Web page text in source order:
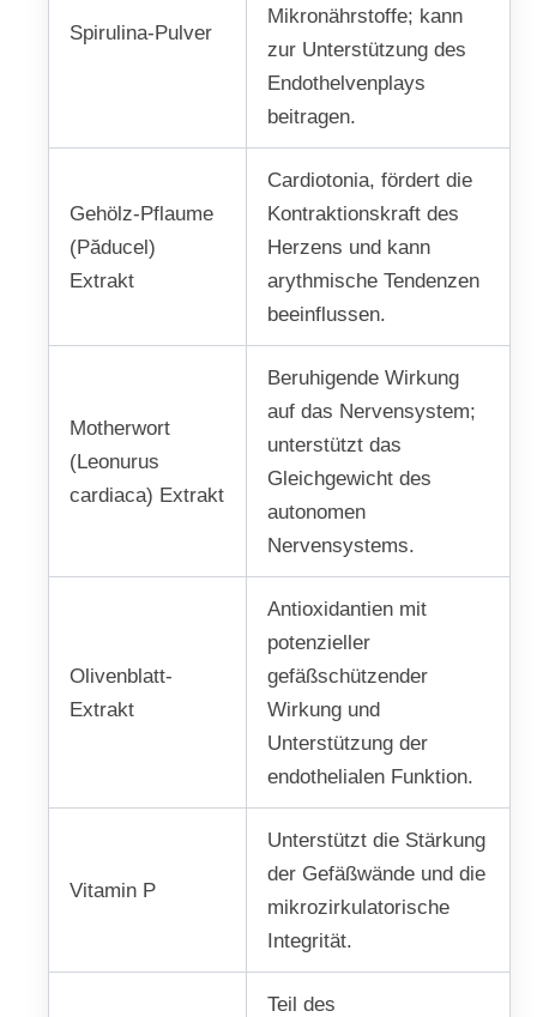
Spirulina-Pulver
Mikronährstoffe; kann
zur Unterstützung des
Endothelvenplays
beitragen.
Gehölz-Pflaume
(Păducel)
Extrakt
Cardiotonia, fördert die
Kontraktionskraft des
Herzens und kann
arythmische Tendenzen
beeinflussen.
Motherwort
(Leonurus
cardiaca) Extrakt
Beruhigende Wirkung
auf das Nervensystem;
unterstützt das
Gleichgewicht des
autonomen
Nervensystems.
Olivenblatt-
Extrakt
Antioxidantien mit
potenzieller
gefäßschützender
Wirkung und
Unterstützung der
endothelialen Funktion.
Vitamin P
Unterstützt die Stärkung
der Gefäßwände und die
mikrozirkulatorische
Integrität.
Teil des